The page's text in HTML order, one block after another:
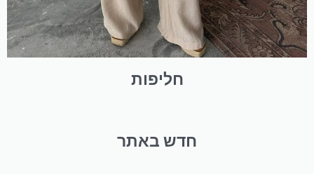
חליפות
חדש באתר